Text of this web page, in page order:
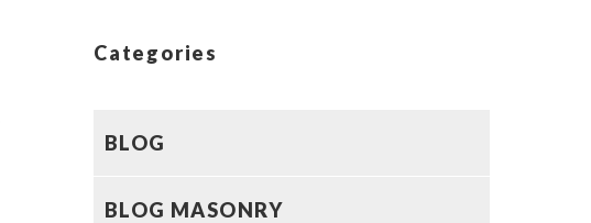
Categories
BLOG
BLOG MASONRY